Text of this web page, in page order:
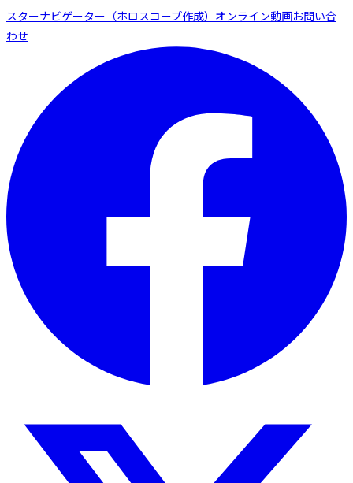
スターナビゲーター（ホロスコープ作成） オンライン動画お問い合
わせ